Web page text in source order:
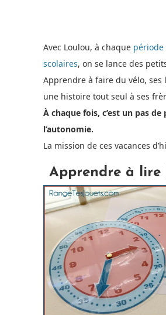
Avec Loulou, à chaque période
scolaires, on se lance des
Apprendre à faire du vélo, ses
une histoire tout seul à ses
À chaque fois, c’est un pas de
l’autonomie.
La mission de ces vacances
Apprendre à lire